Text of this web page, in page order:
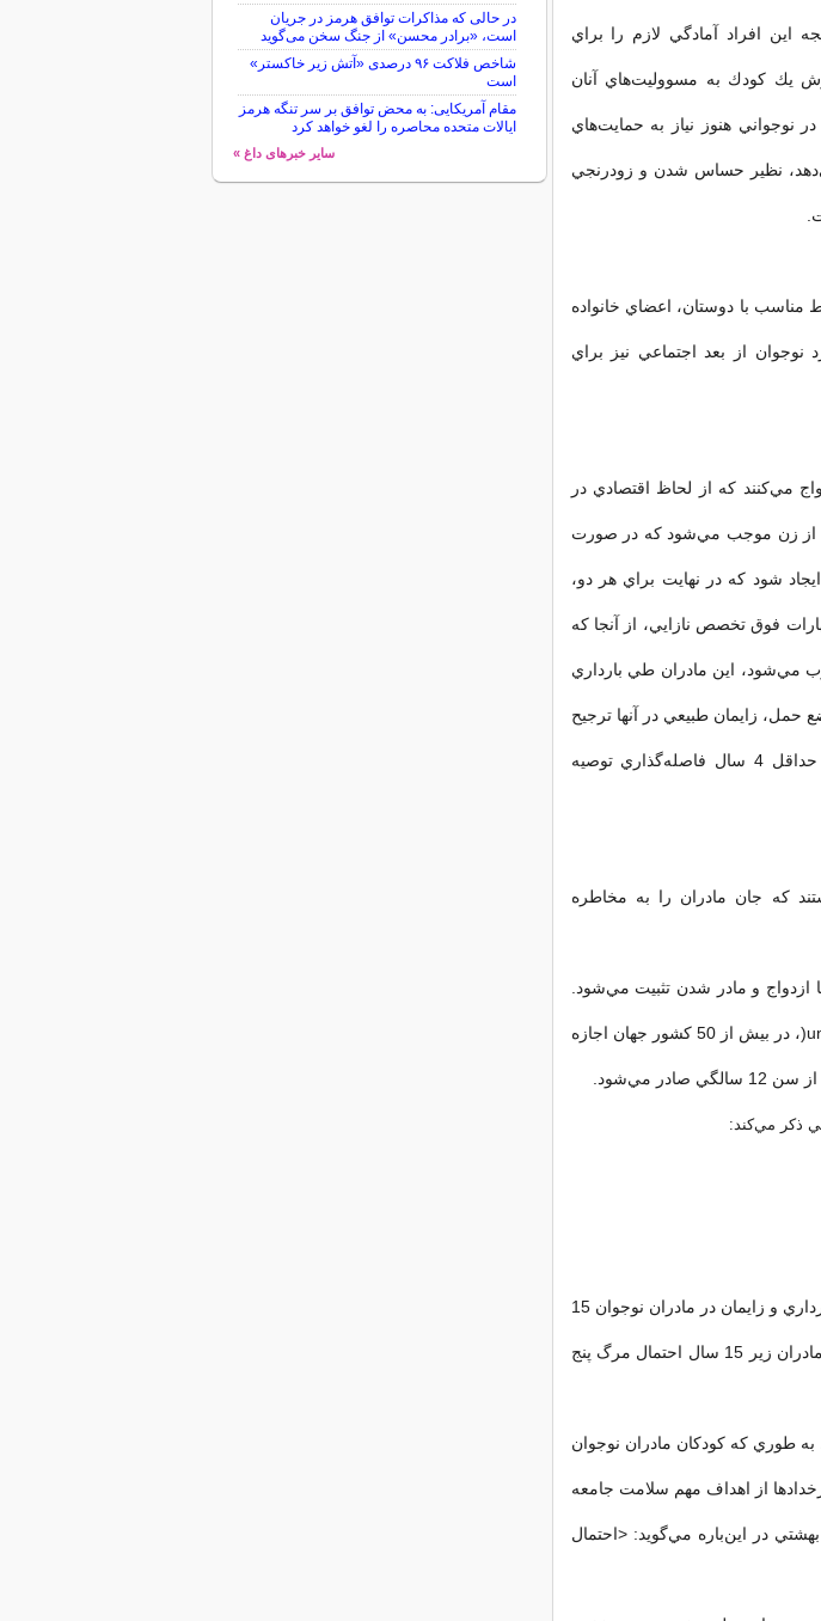
اين افراد آمادگي لازم را براي
يك كودك به مسووليت‌هاي آنان
نوجواني هنوز نياز به حمايت‌هاي
نظير حساس شدن و زودرنجي
با دوستان، اعضاي خانواده
نوجوان از بعد اجتماعي نيز براي
مي‌كنند كه از لحاظ اقتصادي در
از زن موجب مي‌شود كه در صورت
شود كه در نهايت براي هر دو،
فوق‌ تخصص نازايي، از آنجا كه
مي‌شود، اين مادران طي بارداري
حمل، زايمان طبيعي در آنها ترجيح
داده مي‌شود و پس از زايمان، براي حاملگي بعدي حداقل 4 سال فاصله‌گذاري توصيه
كه جان مادران را به مخاطره
و مادر شدن تثبيت مي‌شود.
طبق آمارهاي صندوق كودكان سازمان ملل متحد )unicef(،‌ در بيش از 50 كشور جهان اجازه
ذكر مي‌كند:
توصيه‌هاي پيش‌گيري: احتمال مرگ ناشي از عوارض بارداري و زايمان در مادران نوجوان 15
تا 19 ساله دو برابر مادران 20 تا 34 ساله است و در مادران زير 15 سال احتمال مرگ پنج
به طوري كه كودكان مادران نوجوان
از اهداف مهم سلامت جامعه
در اين‌باره مي‌گويد: <احتمال
در حالی که مذاکرات توافق هرمز در جریان
است، «برادر محسن» از جنگ سخن می‌گوید
شاخص فلاکت ۹۶ درصدی «آتش زیر خاکستر»
است
مقام آمریکایی: به محض توافق بر سر تنگه هرمز
ایالات متحده محاصره را لغو خواهد کرد
سایر خبرهای داغ »